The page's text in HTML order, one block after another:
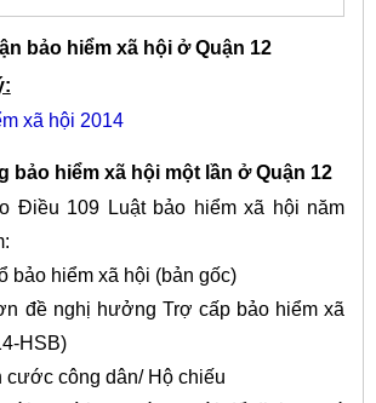
bảo hiểm xã hội ở Quận 12
xã hội 2014
bảo hiểm xã hội một lần ở Quận 12
109 Luật bảo hiểm xã hội năm
bảo hiểm xã hội (bản gốc)
đề nghị hưởng Trợ cấp bảo hiểm xã
HSB)
cước công dân/ Hộ chiếu